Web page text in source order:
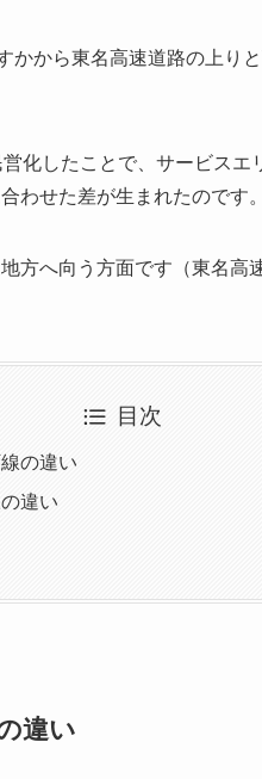
かから東名高速道路の上り
化したことで、サービスエ
わせた差が生まれたのです。
方へ向う方面です（東名高
目次
の違い
違い
違い